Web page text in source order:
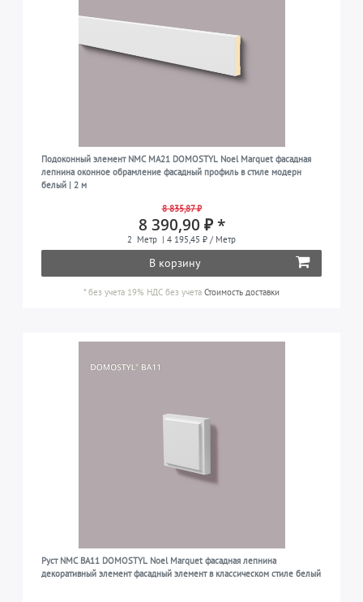
Подоконный элемент NMC MA21 DOMOSTYL Noel Marquet фасадная
лепнина оконное обрамление фасадный профиль в стиле модерн
белый | 2 м
8 835,87 ₽
8 390,90 ₽ *
2 Метр | 4 195,45 ₽ / Метр
В корзину
*без учета 19% НДС без учета Стоимость доставки
Руст NMC BA11 DOMOSTYL Noel Marquet фасадная лепнина
декоративный элемент фасадный элемент в классическом стиле белый